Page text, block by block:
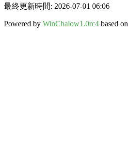
最終更新時間: 2026-07-01 06:06
Powered by WinChalow1.0rc4 based on